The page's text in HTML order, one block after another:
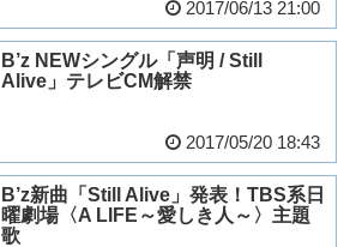
2017/06/13 21:00
B’z NEWシングル「声明 / Still
Alive」テレビCM解禁
2017/05/20 18:43
B’z新曲「Still Alive」発表！TBS系日
曜劇場〈A LIFE～愛しき人～〉主題
歌